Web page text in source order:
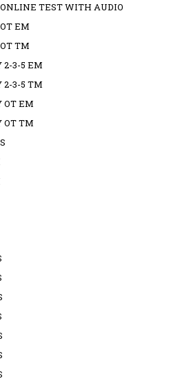
ONLINE TEST WITH AUDIO
EM
TM
2-3-5 EM
2-3-5 TM
OT EM
OT TM